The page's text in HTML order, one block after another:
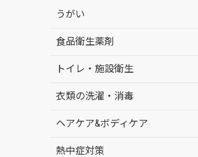
うがい
食品衛生薬剤
トイレ・施設衛生
衣類の洗濯・消毒
ヘアケア&ボディケア
熱中症対策